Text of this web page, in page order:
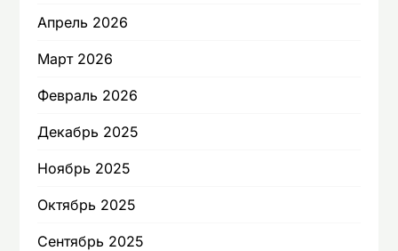
Апрель 2026
Март 2026
Февраль 2026
Декабрь 2025
Ноябрь 2025
Октябрь 2025
Сентябрь 2025